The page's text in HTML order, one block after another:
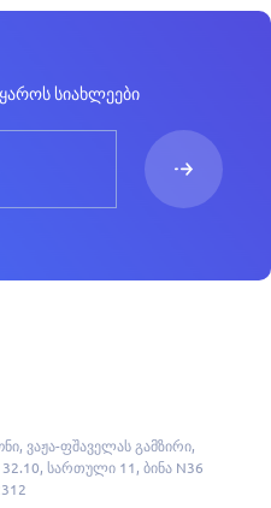
სიახლეები
ვაჟა-ფშაველას გამზირი,
სართული 11, ბინა N36